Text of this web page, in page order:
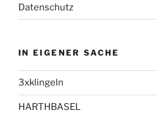
Datenschutz
IN EIGENER SACHE
3xklingeln
HARTHBASEL